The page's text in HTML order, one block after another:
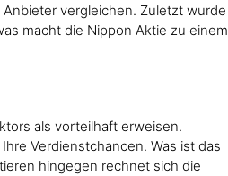
vergleichen. Zuletzt wurde
macht die Nippon Aktie zu einem
als vorteilhaft erweisen.
Verdienstchancen. Was ist das
hingegen rechnet sich die